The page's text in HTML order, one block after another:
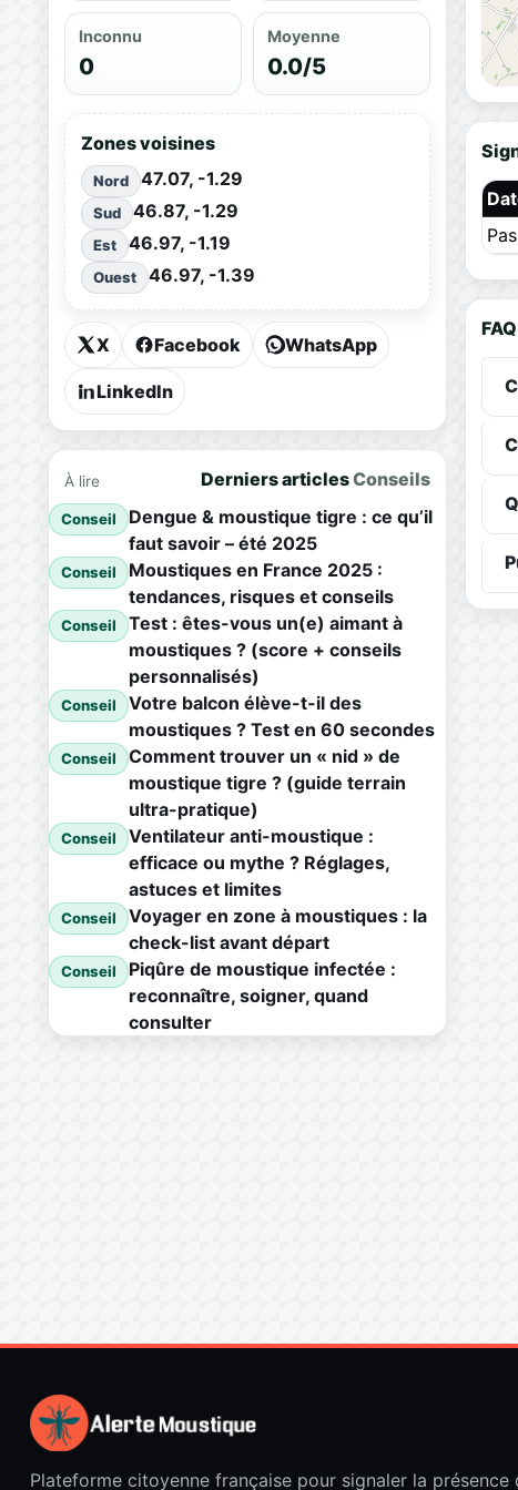
Inconnu
0
Moyenne
0.0/5
Zones voisines
Nord 47.07, -1.29
Sud 46.87, -1.29
Est 46.97, -1.19
Ouest 46.97, -1.39
X Facebook WhatsApp
LinkedIn
À lire Derniers articlesConseils
Conseil
Dengue & moustique tigre : ce qu’il
faut savoir – été 2025
Conseil
Moustiques en France 2025 :
tendances, risques et conseils
Conseil
Test : êtes-vous un(e) aimant à
moustiques ? (score + conseils
personnalisés)
Conseil
Votre balcon élève-t-il des
moustiques ? Test en 60 secondes
Conseil
Comment trouver un « nid » de
moustique tigre ? (guide terrain
ultra-pratique)
Conseil
Ventilateur anti-moustique :
efficace ou mythe ? Réglages,
astuces et limites
Conseil
Voyager en zone à moustiques : la
check-list avant départ
Conseil
Piqûre de moustique infectée :
reconnaître, soigner, quand
consulter
Plateforme citoyenne française pour signaler la présence